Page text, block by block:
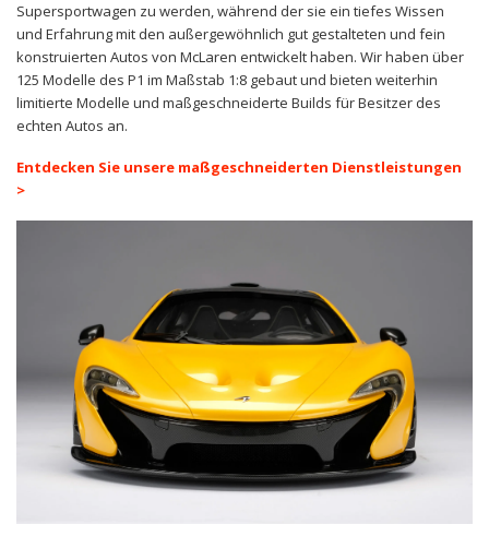
Supersportwagen zu werden, während der sie ein tiefes Wissen
und Erfahrung mit den außergewöhnlich gut gestalteten und fein
konstruierten Autos von McLaren entwickelt haben. Wir haben über
125 Modelle des P1 im Maßstab 1:8 gebaut und bieten weiterhin
limitierte Modelle und maßgeschneiderte Builds für Besitzer des
echten Autos an.
Entdecken Sie unsere maßgeschneiderten Dienstleistungen
>